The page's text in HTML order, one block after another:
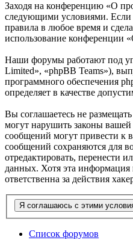
Заходя на конференцию «О
следующими условиями. Если
правила в любое время и
использование конференции
Наши форумы работают под
Limited», «phpBB Teams»),
программного обеспечения
определяет в качестве
Вы соглашаетесь не
могут нарушить законы
сообщений могут привести к
сообщений сохраняются для
отредактировать, перенести
данных. Хотя эта информация
ответственна за действия
Список форумов